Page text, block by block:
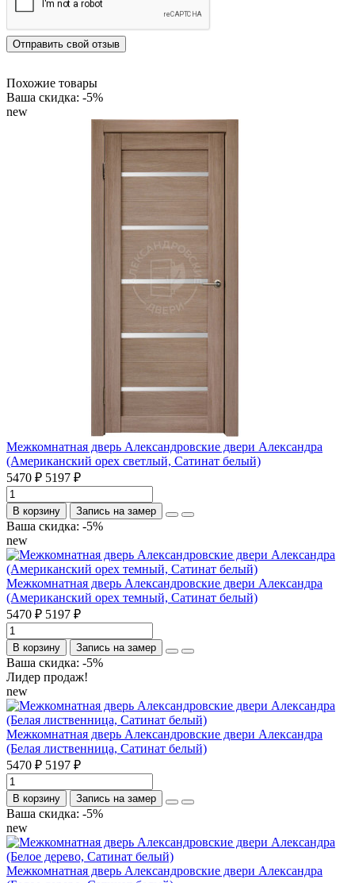
Отправить свой отзыв
Похожие товары
Ваша скидка: -5%
new
Межкомнатная дверь Александровские двери Александра
(Американский орех светлый, Сатинат белый)
5470 ₽ 5197 ₽
В корзину Запись на замер
Ваша скидка: -5%
new
Межкомнатная дверь Александровские двери Александра
(Американский орех темный, Сатинат белый)
5470 ₽ 5197 ₽
В корзину Запись на замер
Ваша скидка: -5%
Лидер продаж!
new
Межкомнатная дверь Александровские двери Александра
(Белая лиственница, Сатинат белый)
5470 ₽ 5197 ₽
В корзину Запись на замер
Ваша скидка: -5%
new
Межкомнатная дверь Александровские двери Александра